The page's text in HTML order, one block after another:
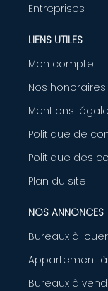
Entreprises
LIENS UTILES
Mon compte
Nos honoraires
Mentions
Politique de
Politique des
Plan du site
NOS ANNONCES
Bureaux à
Appartement à
Bureaux à